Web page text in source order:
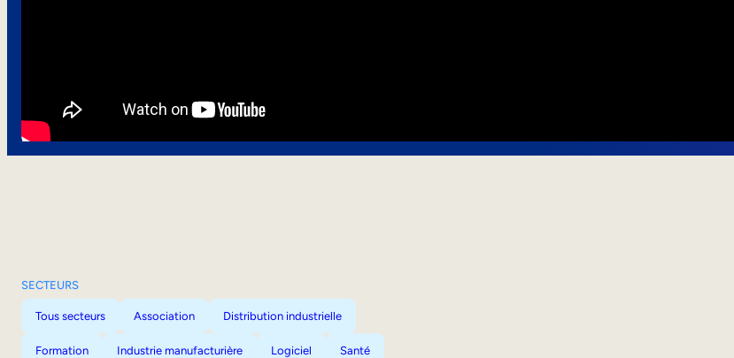
SECTEURS
Tous secteurs Association Distribution industrielle
Formation Industrie manufacturière Logiciel Santé